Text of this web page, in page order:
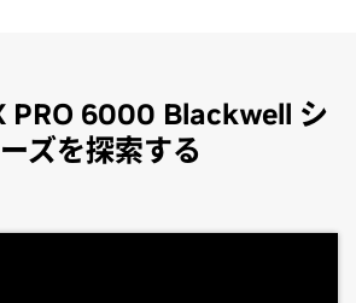
PRO 6000 Blackwell シ
ズを探索する